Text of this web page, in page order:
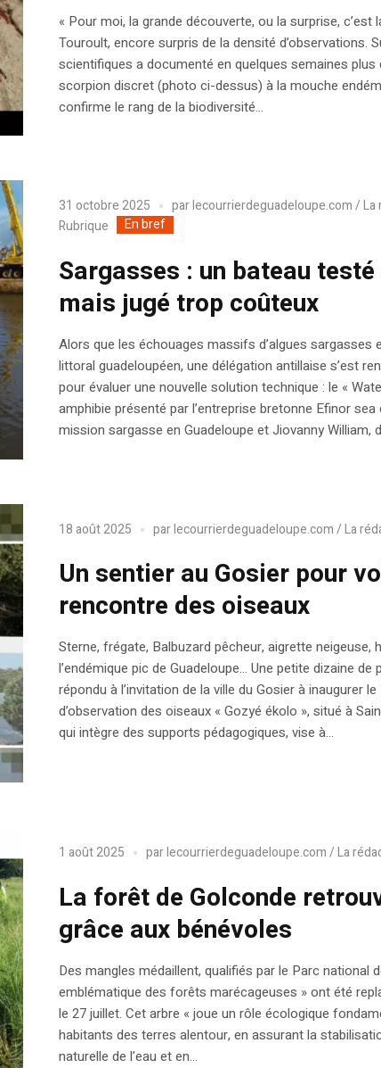
« Pour moi, la grande découverte, ou la surprise, c’est
Touroult, encore surpris de la densité d’observations.
scientifiques a documenté en quelques semaines
scorpion discret (photo ci-dessus) à la mouche
confirme le rang de la biodiversité...
31 octobre 2025 parlecourrierdeguadeloupe.com / La
Rubrique
En bref
Sargasses : un bateau
mais jugé trop coûteux
Alors que les échouages massifs d’algues sargasses
littoral guadeloupéen, une délégation antillaise s’est
pour évaluer une nouvelle solution technique : le «
amphibie présenté par l’entreprise bretonne Efinor sea
mission sargasse en Guadeloupe et Jiovanny William,
18 août 2025 parlecourrierdeguadeloupe.com / La
Un sentier au Gosier pour
rencontre des oiseaux
Sterne, frégate, Balbuzard pêcheur, aigrette neigeuse,
l’endémique pic de Guadeloupe… Une petite dizaine
répondu à l’invitation de la ville du Gosier à inaugurer
d’observation des oiseaux « Gozyé ékolo », situé à
qui intègre des supports pédagogiques, vise à...
1 août 2025 parlecourrierdeguadeloupe.com / La
La forêt de Golconde
grâce aux bénévoles
Des mangles médaillent, qualifiés par le Parc national
emblématique des forêts marécageuses » ont été
le 27 juillet. Cet arbre « joue un rôle écologique
habitants des terres alentour, en assurant la
naturelle de l’eau et en...